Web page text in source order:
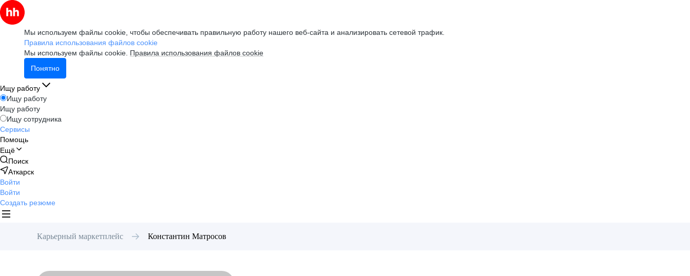
Мы используем файлы cookie, чтобы обеспечивать правильную работу нашего веб-сайта и анализировать сетевой трафик.
Правила использования файлов cookie
Мы используем файлы cookie. Правила использования файлов cookie
Понятно
Ищу работу
Ищу работу
Ищу работу
Ищу сотрудника
Сервисы
Помощь
Ещё
Поиск
Аткарск
Войти
Войти
Создать резюме
Карьерный маркетплейс Константин Матросов